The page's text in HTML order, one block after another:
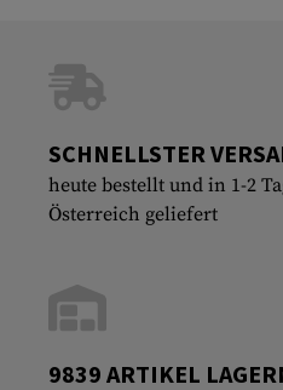
SCHNELLSTER
heute bestellt und in 1-2
Österreich geliefert
9839 ARTIKEL